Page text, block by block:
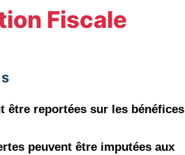
Fiscale
être reportées sur les bénéfices
peuvent être imputées aux